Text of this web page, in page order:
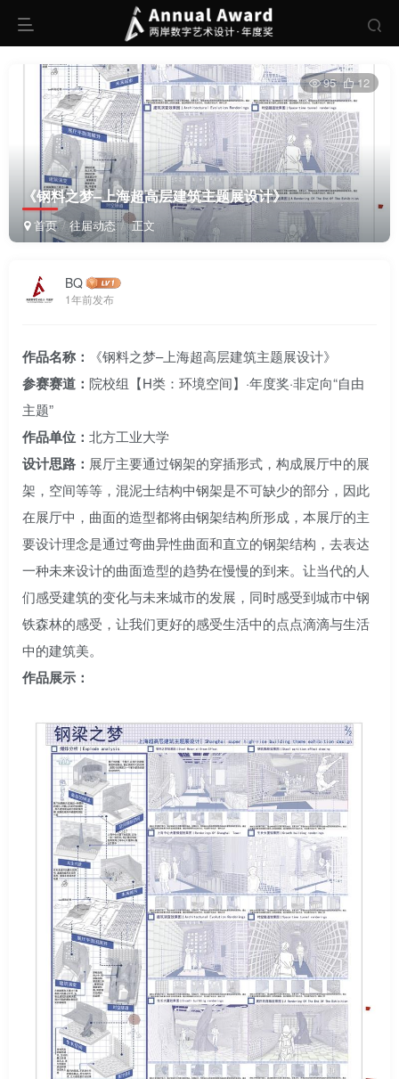
《钢料之梦–上海超高层建筑主题展设计》
首页 往届动态 正文
95 12
BQ
1年前发布
作品名称： 《钢料之梦–上海超高层建筑主题展设计》
参赛赛道： 院校组【H类：环境空间】·年度奖·非定向“自由
主题”
作品单位： 北方工业大学
设计思路： 展厅主要通过钢架的穿插形式，构成展厅中的展
架，空间等等，混泥士结构中钢架是不可缺少的部分，因此
在展厅中，曲面的造型都将由钢架结构所形成，本展厅的主
要设计理念是通过弯曲异性曲面和直立的钢架结构，去表达
一种未来设计的曲面造型的趋势在慢慢的到来。让当代的人
们感受建筑的变化与未来城市的发展，同时感受到城市中钢
铁森林的感受，让我们更好的感受生活中的点点滴滴与生活
中的建筑美。
作品展示：